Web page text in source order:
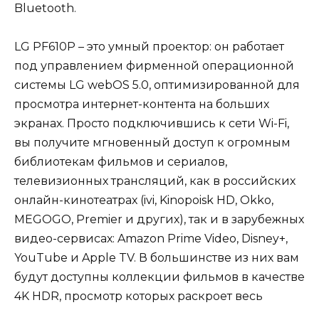
Bluetooth.
LG PF610P – это умный проектор: он работает
под управлением фирменной операционной
системы LG webOS 5.0, оптимизированной для
просмотра интернет-контента на больших
экранах. Просто подключившись к сети Wi-Fi,
вы получите мгновенный доступ к огромным
библиотекам фильмов и сериалов,
телевизионных трансляций, как в российских
онлайн-кинотеатрах (ivi, Kinopoisk HD, Okko,
MEGOGO, Premier и других), так и в зарубежных
видео-сервисах: Amazon Prime Video, Disney+,
YouTube и Apple TV. В большинстве из них вам
будут доступны коллекции фильмов в качестве
4K HDR, просмотр которых раскроет весь